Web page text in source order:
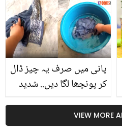
کیسے بچایا جا سکتا ہے؟
ماہرین کے مشورے
پانی میں صرف یہ چیز ڈال
کر پونچھا لگا دیں.. شدید
فرش برف جیسا ٹھنڈا کرنے
کا سستا طریقہ
VIEW MORE